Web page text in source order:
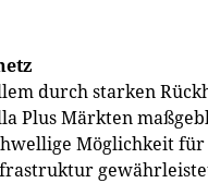
durch starken
Plus Märkten
Möglichkeit für